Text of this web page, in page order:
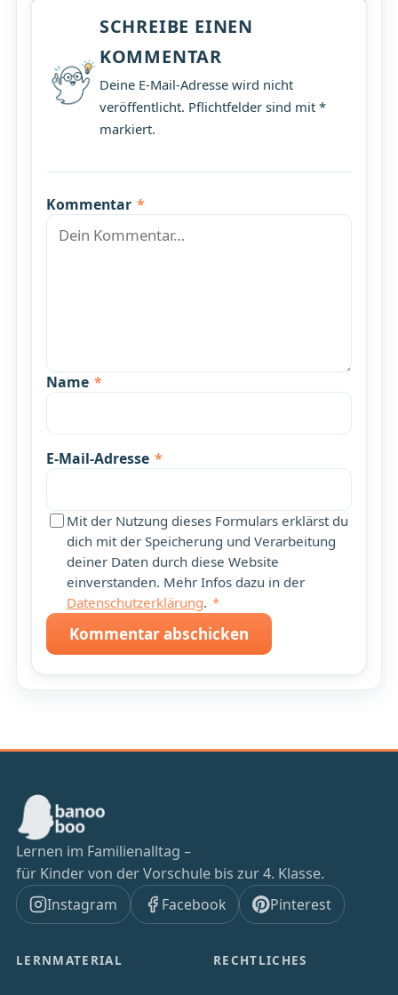
SCHREIBE EINEN
KOMMENTAR
Deine E-Mail-Adresse wird nicht
veröffentlicht. Pflichtfelder sind mit *
markiert.
Kommentar *
Name *
E-Mail-Adresse *
Mit der Nutzung dieses Formulars erklärst du
dich mit der Speicherung und Verarbeitung
deiner Daten durch diese Website
einverstanden. Mehr Infos dazu in der
Datenschutzerklärung. *
Kommentar abschicken
Lernen im Familienalltag –
für Kinder von der Vorschule bis zur 4. Klasse.
Instagram
Facebook Pinterest
LERNMATERIAL RECHTLICHES